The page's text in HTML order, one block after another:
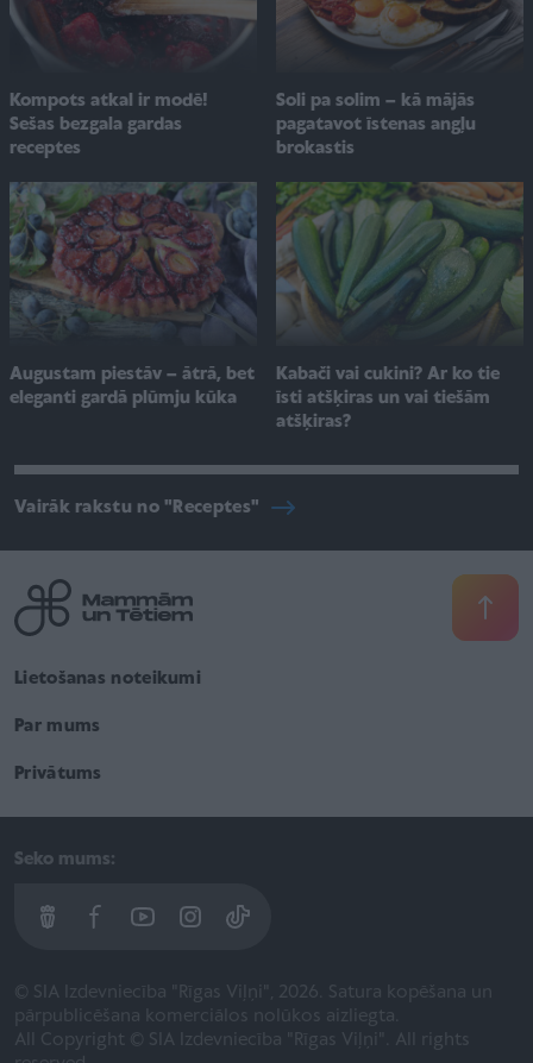
Kompots atkal ir modē!
Sešas bezgala gardas
receptes
Soli pa solim – kā mājās
pagatavot īstenas angļu
brokastis
Augustam piestāv – ātrā, bet
eleganti gardā plūmju kūka
Kabači vai cukini? Ar ko tie
īsti atšķiras un vai tiešām
atšķiras?
Vairāk rakstu no "Receptes"
Lietošanas noteikumi
Par mums
Privātums
Seko mums:
© SIA Izdevniecība "Rīgas Viļņi", 2026. Satura kopēšana un
pārpublicēšana komerciālos nolūkos aizliegta.
All Copyright © SIA Izdevniecība "Rīgas Viļņi". All rights